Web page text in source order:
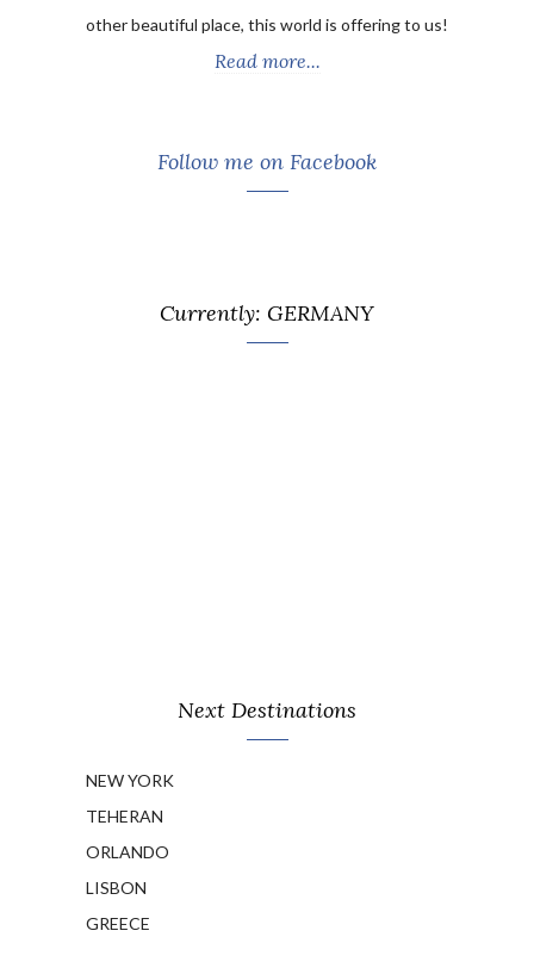
other beautiful place, this world is offering to us!
Read more...
Follow me on Facebook
Currently: GERMANY
Next Destinations
NEW YORK
TEHERAN
ORLANDO
LISBON
GREECE